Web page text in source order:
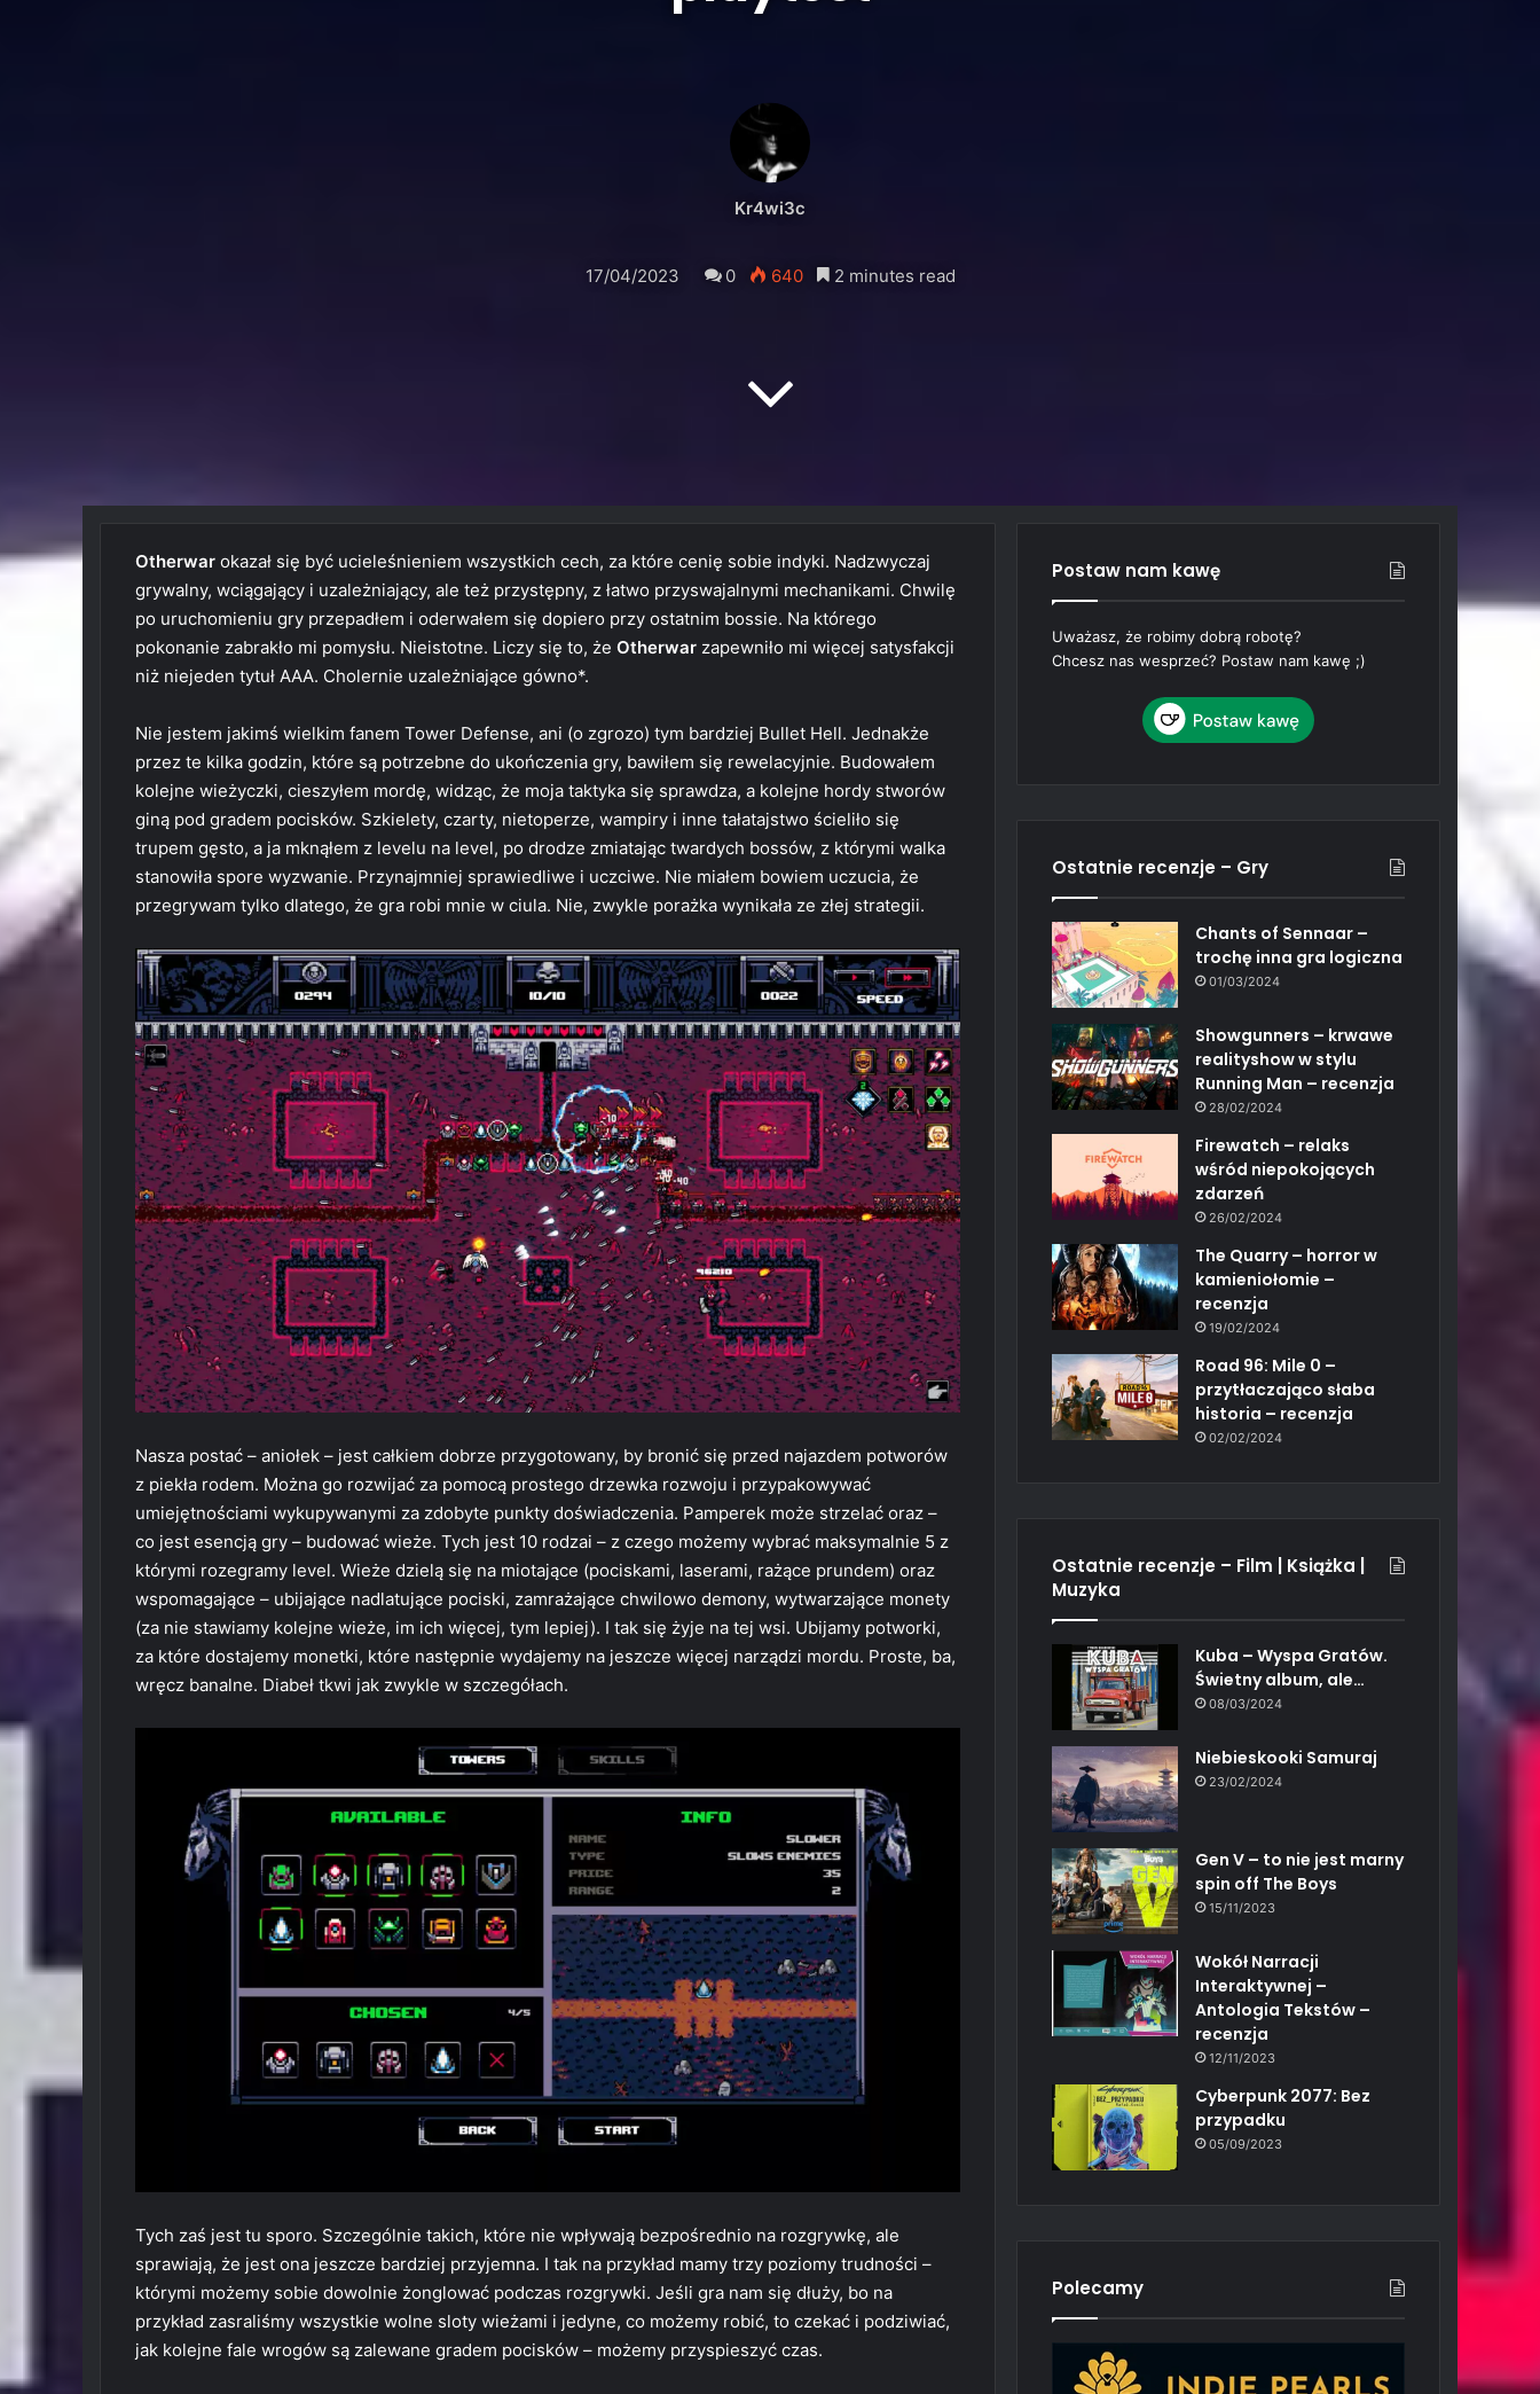
Kr4wi3c
17/04/2023 0 640 2 minutes read
Otherwar okazał się być ucieleśnieniem wszystkich cech, za które cenię sobie indyki. Nadzwyczaj
grywalny, wciągający i uzależniający, ale też przystępny, z łatwo przyswajalnymi mechanikami. Chwilę
po uruchomieniu gry przepadłem i oderwałem się dopiero przy ostatnim bossie. Na którego
pokonanie zabrakło mi pomysłu. Nieistotne. Liczy się to, że Otherwar zapewniło mi więcej satysfakcji
niż niejeden tytuł AAA. Cholernie uzależniające gówno*.
Nie jestem jakimś wielkim fanem Tower Defense, ani (o zgrozo) tym bardziej Bullet Hell. Jednakże
przez te kilka godzin, które są potrzebne do ukończenia gry, bawiłem się rewelacyjnie. Budowałem
kolejne wieżyczki, cieszyłem mordę, widząc, że moja taktyka się sprawdza, a kolejne hordy stworów
giną pod gradem pocisków. Szkielety, czarty, nietoperze, wampiry i inne tałatajstwo ścieliło się
trupem gęsto, a ja mknąłem z levelu na level, po drodze zmiatając twardych bossów, z którymi walka
stanowiła spore wyzwanie. Przynajmniej sprawiedliwe i uczciwe. Nie miałem bowiem uczucia, że
przegrywam tylko dlatego, że gra robi mnie w ciula. Nie, zwykle porażka wynikała ze złej strategii.
Nasza postać – aniołek – jest całkiem dobrze przygotowany, by bronić się przed najazdem potworów
z piekła rodem. Można go rozwijać za pomocą prostego drzewka rozwoju i przypakowywać
umiejętnościami wykupywanymi za zdobyte punkty doświadczenia. Pamperek może strzelać oraz –
co jest esencją gry – budować wieże. Tych jest 10 rodzai – z czego możemy wybrać maksymalnie 5 z
którymi rozegramy level. Wieże dzielą się na miotające (pociskami, laserami, rażące prundem) oraz
wspomagające – ubijające nadlatujące pociski, zamrażające chwilowo demony, wytwarzające monety
(za nie stawiamy kolejne wieże, im ich więcej, tym lepiej). I tak się żyje na tej wsi. Ubijamy potworki,
za które dostajemy monetki, które następnie wydajemy na jeszcze więcej narządzi mordu. Proste, ba,
wręcz banalne. Diabeł tkwi jak zwykle w szczegółach.
Tych zaś jest tu sporo. Szczególnie takich, które nie wpływają bezpośrednio na rozgrywkę, ale
sprawiają, że jest ona jeszcze bardziej przyjemna. I tak na przykład mamy trzy poziomy trudności –
którymi możemy sobie dowolnie żonglować podczas rozgrywki. Jeśli gra nam się dłuży, bo na
przykład zasraliśmy wszystkie wolne sloty wieżami i jedyne, co możemy robić, to czekać i podziwiać,
jak kolejne fale wrogów są zalewane gradem pocisków – możemy przyspieszyć czas.
Postaw nam kawę
Uważasz, że robimy dobrą robotę?
Chcesz nas wesprzeć? Postaw nam kawę ;)
Ostatnie recenzje – Gry
Chants of Sennaar –
trochę inna gra logiczna
01/03/2024
Showgunners – krwawe
realityshow w stylu
Running Man – recenzja
28/02/2024
Firewatch – relaks
wśród niepokojących
zdarzeń
26/02/2024
The Quarry – horror w
kamieniołomie –
recenzja
19/02/2024
Road 96: Mile 0 –
przytłaczająco słaba
historia – recenzja
02/02/2024
Ostatnie recenzje – Film | Książka |
Muzyka
Kuba – Wyspa Gratów.
Świetny album, ale…
08/03/2024
Niebieskooki Samuraj
23/02/2024
Gen V – to nie jest marny
spin off The Boys
15/11/2023
Wokół Narracji
Interaktywnej –
Antologia Tekstów –
recenzja
12/11/2023
Cyberpunk 2077: Bez
przypadku
05/09/2023
Polecamy